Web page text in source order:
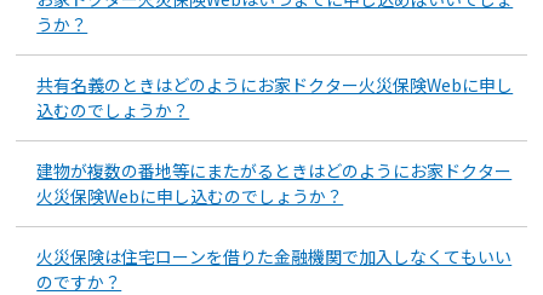
うか？
共有名義のときはどのようにお家ドクター火災保険Webに申し
込むのでしょうか？
建物が複数の番地等にまたがるときはどのようにお家ドクター
火災保険Webに申し込むのでしょうか？
火災保険は住宅ローンを借りた金融機関で加入しなくてもいい
のですか？